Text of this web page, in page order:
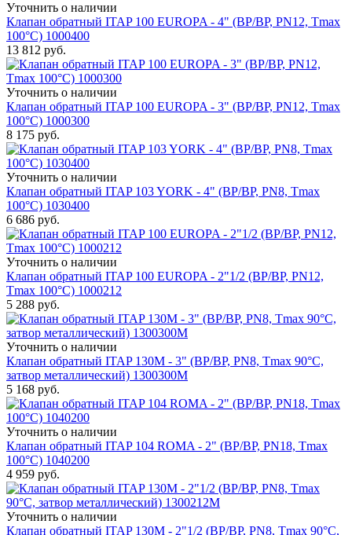
Уточнить о наличии
Клапан обратный ITAP 100 EUROPA - 4" (ВР/ВР, PN12, Tmax
100°С) 1000400
13 812 руб.
Уточнить о наличии
Клапан обратный ITAP 100 EUROPA - 3" (ВР/ВР, PN12, Tmax
100°С) 1000300
8 175 руб.
Уточнить о наличии
Клапан обратный ITAP 103 YORK - 4" (ВР/ВР, PN8, Tmax
100°С) 1030400
6 686 руб.
Уточнить о наличии
Клапан обратный ITAP 100 EUROPA - 2"1/2 (ВР/ВР, PN12,
Tmax 100°С) 1000212
5 288 руб.
Уточнить о наличии
Клапан обратный ITAP 130M - 3" (ВР/ВР, PN8, Tmax 90°C,
затвор металлический) 1300300M
5 168 руб.
Уточнить о наличии
Клапан обратный ITAP 104 ROMA - 2" (ВР/ВР, PN18, Tmax
100°С) 1040200
4 959 руб.
Уточнить о наличии
Клапан обратный ITAP 130M - 2"1/2 (ВР/ВР, PN8, Tmax 90°C,